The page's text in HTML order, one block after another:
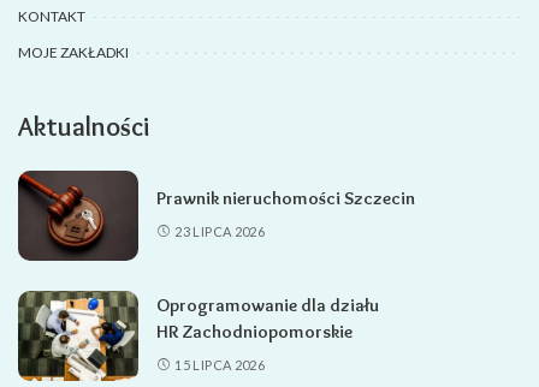
KONTAKT
MOJE ZAKŁADKI
Aktualności
Prawnik nieruchomości Szczecin
23 LIPCA 2026
Oprogramowanie dla działu
HR Zachodniopomorskie
15 LIPCA 2026